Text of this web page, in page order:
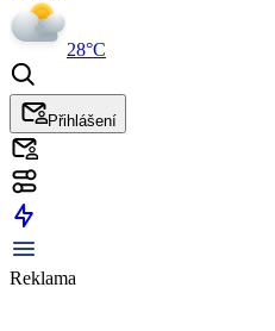
28°C
Přihlášení
Reklama